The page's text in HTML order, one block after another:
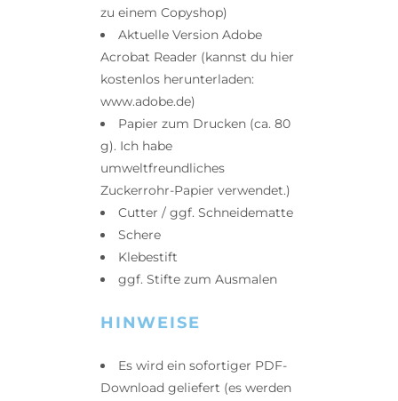
zu einem Copyshop)
Aktuelle Version Adobe
Acrobat Reader (kannst du hier
kostenlos herunterladen:
www.adobe.de)
Papier zum Drucken (ca. 80
g). Ich habe
umweltfreundliches
Zuckerrohr-Papier verwendet.)
Cutter / ggf. Schneidematte
Schere
Klebestift
ggf. Stifte zum Ausmalen
HINWEISE
Es wird ein sofortiger PDF-
Download geliefert (es werden